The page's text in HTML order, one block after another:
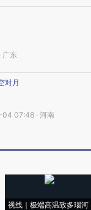
广东
对月
07:48 · 河南
视线｜极端高温致多瑙河